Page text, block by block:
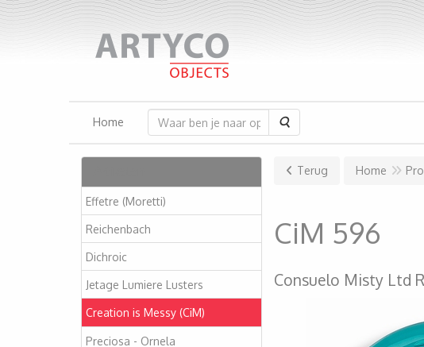
Home Zoeken
Effetre (Moretti)
Reichenbach
Dichroic
Jetage Lumiere Lusters
Creation is Messy (CiM)
Preciosa - Ornela
Terug Home
CiM 596
Consuelo Misty Ltd